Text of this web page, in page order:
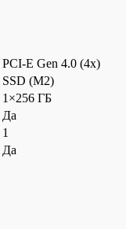
PCI-E Gen 4.0 (4x)
SSD (M2)
1×256 ГБ
Да
1
Да